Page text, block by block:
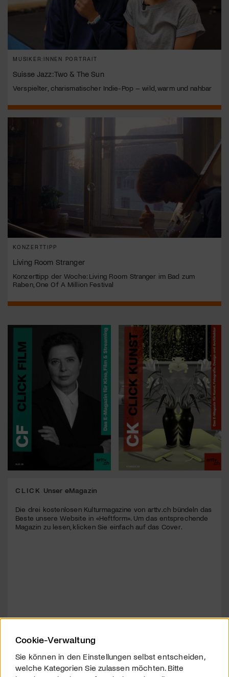
MUSIKER:INNEN PORTRAIT
Suisse Jazz: Two & The Sun
Verspielter, charismatischer Indie-Pop – wild, warm und nahbar
KONZERTTIPP
Living Room Stranger
Konzerttipp der Woche: Living Room Stranger im Bad zum
Raben, One Of A Million Festival
CLICK Unser eMagazin
Die drei kostenlosen Kulturmagazine von arttv.ch bündeln das
Beste unsere Website in «Heftform». Um das entsprechende
Magazin zu lesen, klicken Sie einfach auf das Cover.
Cookie-Verwaltung
Sie können in den Einstellungen selbst entscheiden,
welche Kategorien Sie zulassen möchten. Bitte